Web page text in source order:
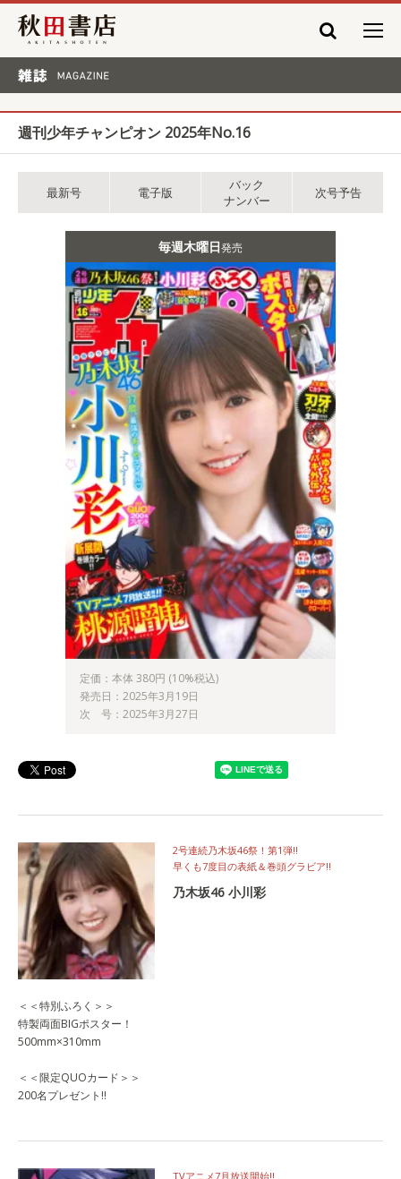
秋田書店
週刊少年チャンピオン 2025年No.16
最新号 電子版
バック
ナンバー
次号予告
毎週木曜日発売
定価：本体 380円 (10%税込)
発売日：2025年3月19日
次 号：2025年3月27日
2号連続乃木坂46祭！第1弾!!
早くも7度目の表紙＆巻頭グラビア‼
乃木坂46 小川彩
＜＜特別ふろく＞＞
特製両面BIGポスター！
500mm×310mm
＜＜限定QUOカード＞＞
200名プレゼント!!
TVアニメ7月放送開始‼